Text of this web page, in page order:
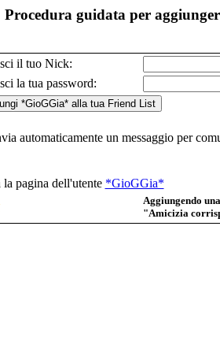
Procedura guidata per
il tuo Nick:
la tua password:
automaticamente un messaggio per
la pagina dell'utente *GioGGia*
Aggiungendo
"Amicizia